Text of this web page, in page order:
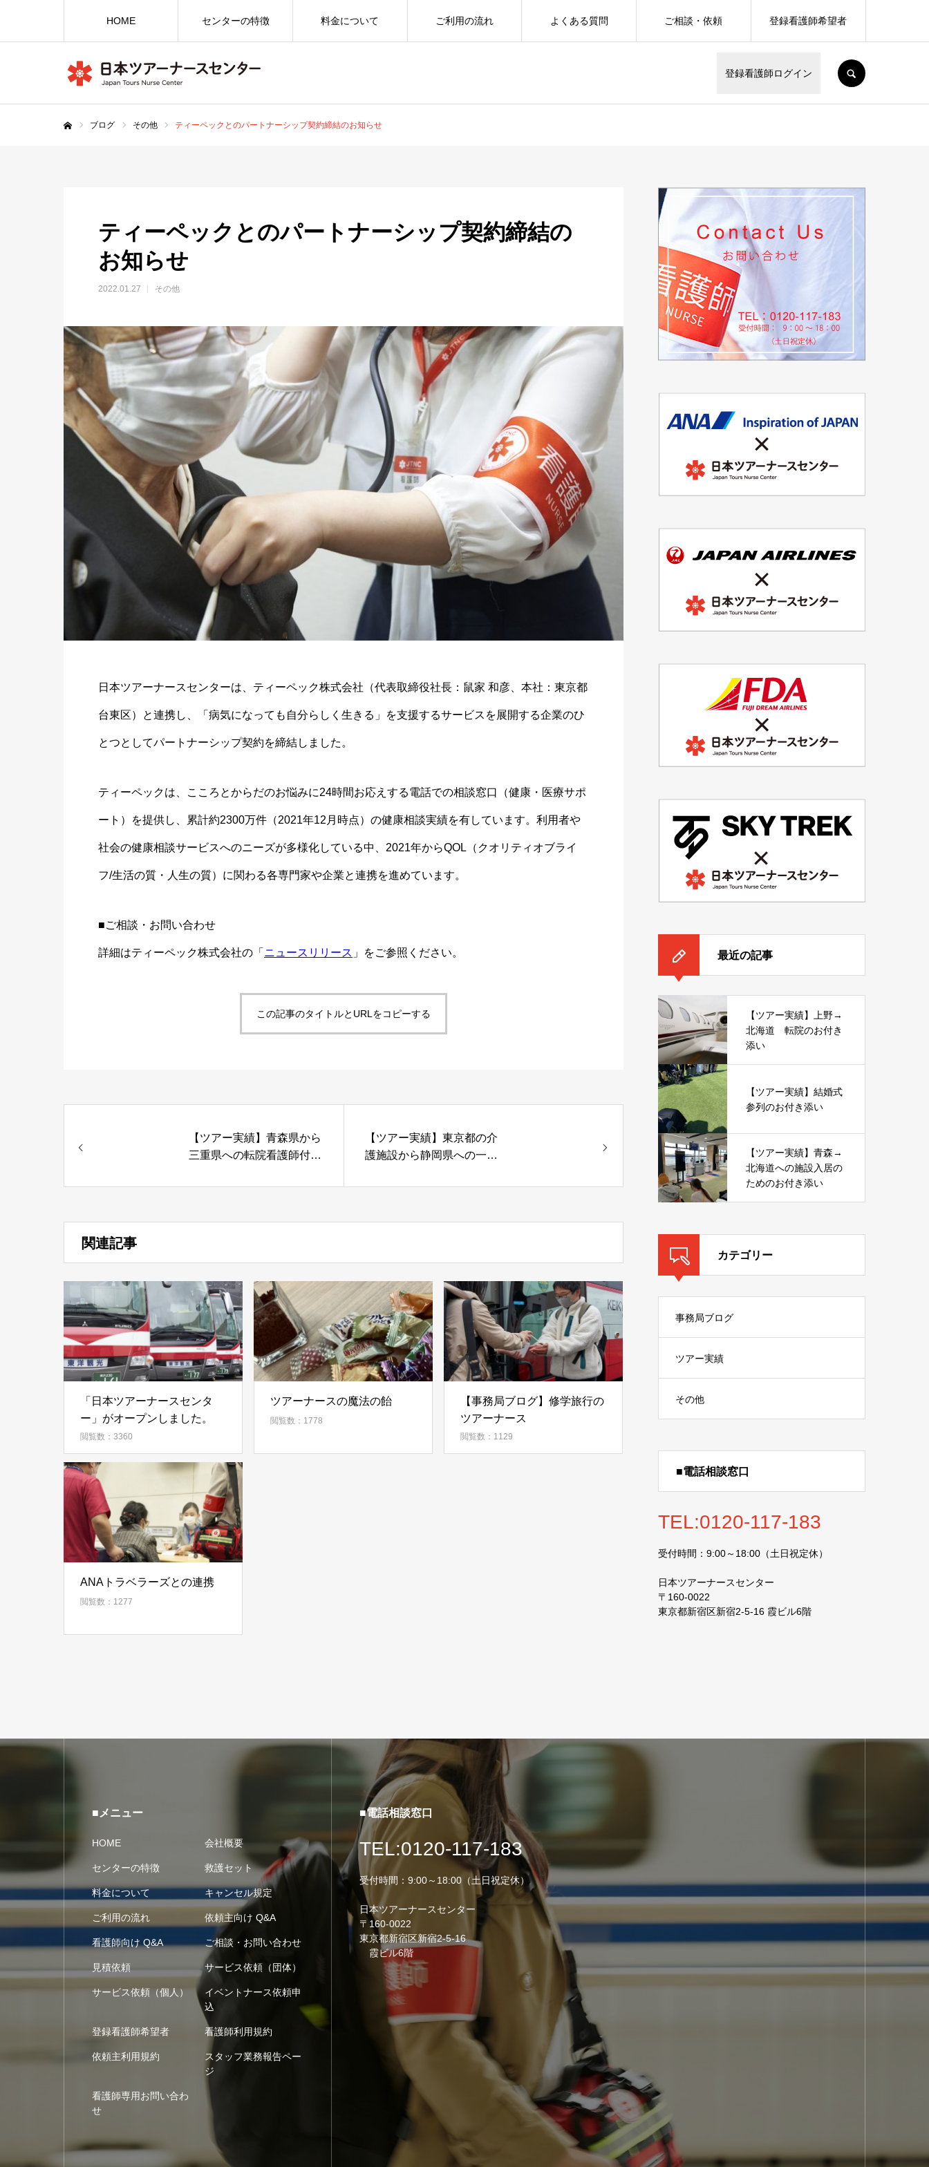
登録看護師ログイン
HOME センターの特徴 料金について ご利用の流れ よくある質問 ご相談・依頼 登録看護師希望者
ブログ その他 ティーペックとのパートナーシップ契約締結のお知らせ
ティーペックとのパートナーシップ契約締結の
お知らせ
2022.01.27 その他
日本ツアーナースセンターは、ティーペック株式会社（代表取締役社長：鼠家 和彦、本社：東京都
台東区）と連携し、「病気になっても自分らしく生きる」を支援するサービスを展開する企業のひ
とつとしてパートナーシップ契約を締結しました。
ティーペックは、こころとからだのお悩みに24時間お応えする電話での相談窓口（健康・医療サポ
ート）を提供し、累計約2300万件（2021年12月時点）の健康相談実績を有しています。利用者や
社会の健康相談サービスへのニーズが多様化している中、2021年からQOL（クオリティオブライ
フ/生活の質・人生の質）に関わる各専門家や企業と連携を進めています。
■ご相談・お問い合わせ
詳細はティーペック株式会社の「 ニュースリリース 」をご参照ください。
この記事のタイトルとURLをコピーする
【ツアー実績】青森県から
三重県への転院看護師付き
【ツアー実績】東京都の介
護施設から静岡県への一泊
関連記事
「日本ツアーナースセンタ
ー」がオープンしました。
閲覧数：3360
ツアーナースの魔法の飴
閲覧数：1778
【事務局ブログ】修学旅行の
ツアーナース
閲覧数：1129
ANAトラベラーズとの連携
閲覧数：1277
最近の記事
【ツアー実績】上野→
北海道 転院のお付き
添い
【ツアー実績】結婚式
参列のお付き添い
【ツアー実績】青森→
北海道への施設入居の
ためのお付き添い
カテゴリー
事務局ブログ
ツアー実績
その他
■電話相談窓口
TEL:0120-117-183
受付時間：9:00～18:00（土日祝定休）
日本ツアーナースセンター
〒160-0022
東京都新宿区新宿2-5-16 霞ビル6階
■メニュー
HOME 会社概要
センターの特徴 救護セット
料金について キャンセル規定
ご利用の流れ 依頼主向け Q&A
看護師向け Q&A ご相談・お問い合わせ
見積依頼 サービス依頼（団体）
サービス依頼（個人）
イベントナース依頼申
込
登録看護師希望者 看護師利用規約
依頼主利用規約
スタッフ業務報告ペー
ジ
看護師専用お問い合わ
せ
■電話相談窓口
TEL:0120-117-183
受付時間：9:00～18:00（土日祝定休）
日本ツアーナースセンター
〒160-0022
東京都新宿区新宿2-5-16
霞ビル6階